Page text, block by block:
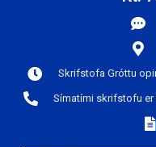
Skrifstofa Gróttu
Símatími skrifstofu er